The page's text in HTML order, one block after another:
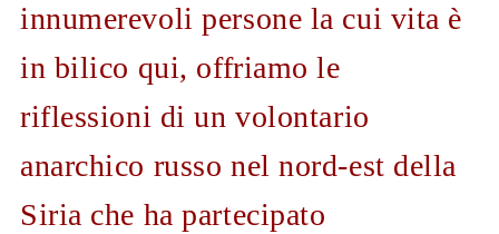
innumerevoli persone la cui vita è
in bilico qui, offriamo le
riflessioni di un volontario
anarchico russo nel nord-est della
Siria che ha partecipato